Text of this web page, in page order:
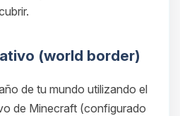
(world border)
de tu mundo utilizando el
de Minecraft (configurado